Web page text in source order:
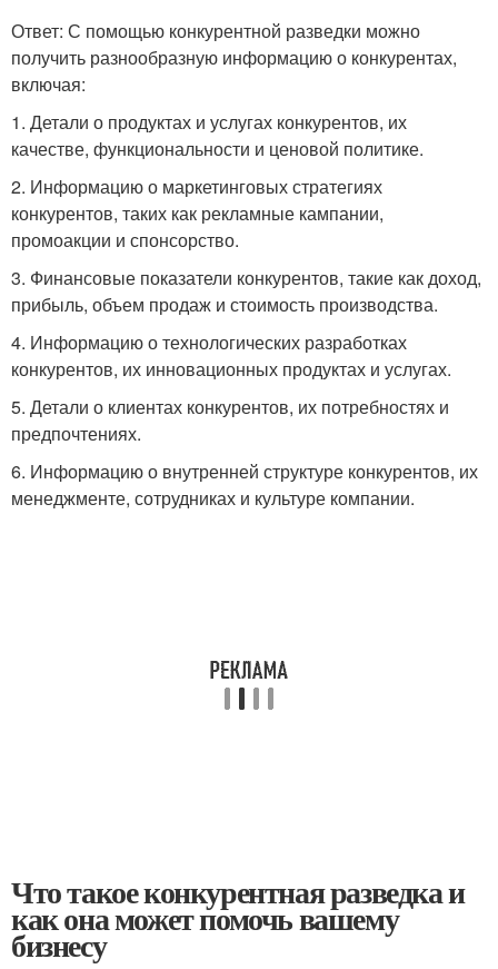
Ответ: С помощью конкурентной разведки можно
получить разнообразную информацию о конкурентах,
включая:
1. Детали о продуктах и услугах конкурентов, их
качестве, функциональности и ценовой политике.
2. Информацию о маркетинговых стратегиях
конкурентов, таких как рекламные кампании,
промоакции и спонсорство.
3. Финансовые показатели конкурентов, такие как доход,
прибыль, объем продаж и стоимость производства.
4. Информацию о технологических разработках
конкурентов, их инновационных продуктах и услугах.
5. Детали о клиентах конкурентов, их потребностях и
предпочтениях.
6. Информацию о внутренней структуре конкурентов, их
менеджменте, сотрудниках и культуре компании.
Что такое конкурентная разведка и
как она может помочь вашему
бизнесу